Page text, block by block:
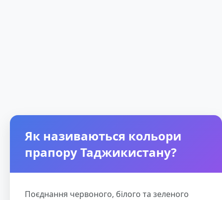
Як називаються кольори
прапору Таджикистану?
Поєднання червоного, білого та зеленого